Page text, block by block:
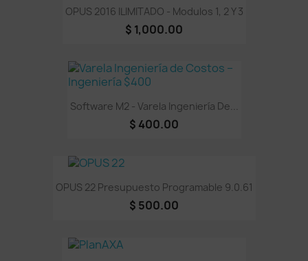
OPUS 2016 ILIMITADO - Modulos 1, 2 Y 3
$ 1,000.00
Software M2 - Varela Ingeniería De...
$ 400.00
OPUS 22 Presupuesto Programable 9.0.61
$ 500.00